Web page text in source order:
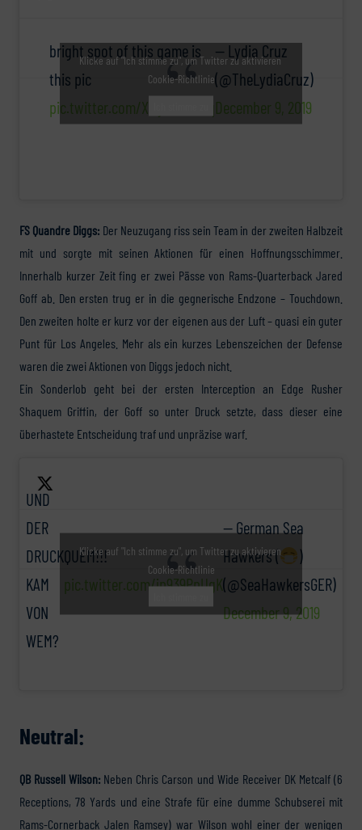
bright spot of this game is
this pic
pic.twitter.com/XMyHo9LCNq
— Lydia Cruz
(@TheLydiaCruz)
December 9, 2019
Klicke auf "Ich stimme zu", um Twitter zu aktivieren
Cookie-Richtlinie
FS Quandre Diggs: Der Neuzugang riss sein Team in der zweiten Halbzeit
mit und sorgte mit seinen Aktionen für einen Hoffnungsschimmer.
Innerhalb kurzer Zeit fing er zwei Pässe von Rams-Quarterback Jared
Goff ab. Den ersten trug er in die gegnerische Endzone – Touchdown.
Den zweiten holte er kurz vor der eigenen aus der Luft – quasi ein guter
Punt für Los Angeles. Mehr als ein kurzes Lebenszeichen der Defense
waren die zwei Aktionen von Diggs jedoch nicht.
Ein Sonderlob geht bei der ersten Interception an Edge Rusher
Shaquem Griffin, der Goff so unter Druck setzte, dass dieser eine
überhastete Entscheidung traf und unpräzise warf.
UND
DER
DRUCK
KAM
VON
WEM?
QUEM!!!
pic.twitter.com/jp939PpUgK
— German Sea
Hawkers (
)
(@SeaHawkersGER)
December 9, 2019
Klicke auf "Ich stimme zu", um Twitter zu aktivieren
Cookie-Richtlinie
Neutral:
QB Russell Wilson: Neben Chris Carson und Wide Receiver DK Metcalf (6
Receptions, 78 Yards und eine Strafe für eine dumme Schubserei mit
Rams-Cornerback Jalen Ramsey) war Wilson wohl einer der wenigen